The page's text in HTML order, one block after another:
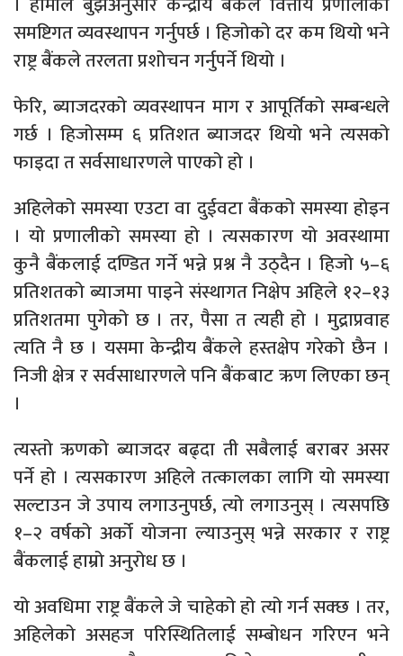
समष्टिगत व्यवस्थापन गर्नुपर्छ । हिजोको दर कम थियो भने
राष्ट्र बैंकले तरलता प्रशोचन गर्नुपर्ने थियो ।
फेरि, ब्याजदरको व्यवस्थापन माग र आपूर्तिको सम्बन्धले
गर्छ । हिजोसम्म ६ प्रतिशत ब्याजदर थियो भने त्यसको
फाइदा त सर्वसाधारणले पाएको हो ।
अहिलेको समस्या एउटा वा दुईवटा बैंकको समस्या होइन
। यो प्रणालीको समस्या हो । त्यसकारण यो अवस्थामा
कुनै बैंकलाई दण्डित गर्ने भन्ने प्रश्न नै उठ्दैन । हिजो ५–६
प्रतिशतको ब्याजमा पाइने संस्थागत निक्षेप अहिले १२–१३
प्रतिशतमा पुगेको छ । तर, पैसा त त्यही हो । मुद्राप्रवाह
त्यति नै छ । यसमा केन्द्रीय बैंकले हस्तक्षेप गरेको छैन ।
निजी क्षेत्र र सर्वसाधारणले पनि बैंकबाट ऋण लिएका छन्
।
त्यस्तो ऋणको ब्याजदर बढ्दा ती सबैलाई बराबर असर
पर्ने हो । त्यसकारण अहिले तत्कालका लागि यो समस्या
सल्टाउन जे उपाय लगाउनुपर्छ, त्यो लगाउनुस् । त्यसपछि
१–२ वर्षको अर्को योजना ल्याउनुस् भन्ने सरकार र राष्ट्र
बैंकलाई हाम्रो अनुरोध छ ।
यो अवधिमा राष्ट्र बैंकले जे चाहेको हो त्यो गर्न सक्छ । तर,
अहिलेको असहज परिस्थितिलाई सम्बोधन गरिएन भने